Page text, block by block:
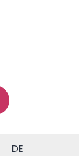
DE